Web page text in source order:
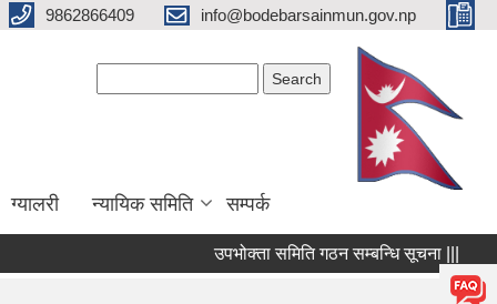
9862866409 info@bodebarsainmun.gov.np
ग्यालरी न्यायिक समिति सम्पर्क
उपभोक्ता समिति गठन सम्बन्धि सूचना |||
« first